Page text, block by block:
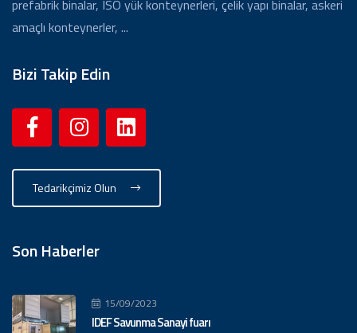
prefabrik binalar, ISO yük konteynerleri, çelik yapı binalar, askeri
amaçlı konteynerler, ...
Bizi Takip Edin
Tedarikçimiz Olun
Son Haberler
15/09/2023
IDEF Savunma Sanayi fuarı